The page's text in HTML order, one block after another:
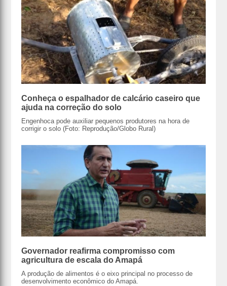
Conheça o espalhador de calcário caseiro que
ajuda na correção do solo
Engenhoca pode auxiliar pequenos produtores na hora de
corrigir o solo (Foto: Reprodução/Globo Rural)
Governador reafirma compromisso com
agricultura de escala do Amapá
A produção de alimentos é o eixo principal no processo de
desenvolvimento econômico do Amapá.